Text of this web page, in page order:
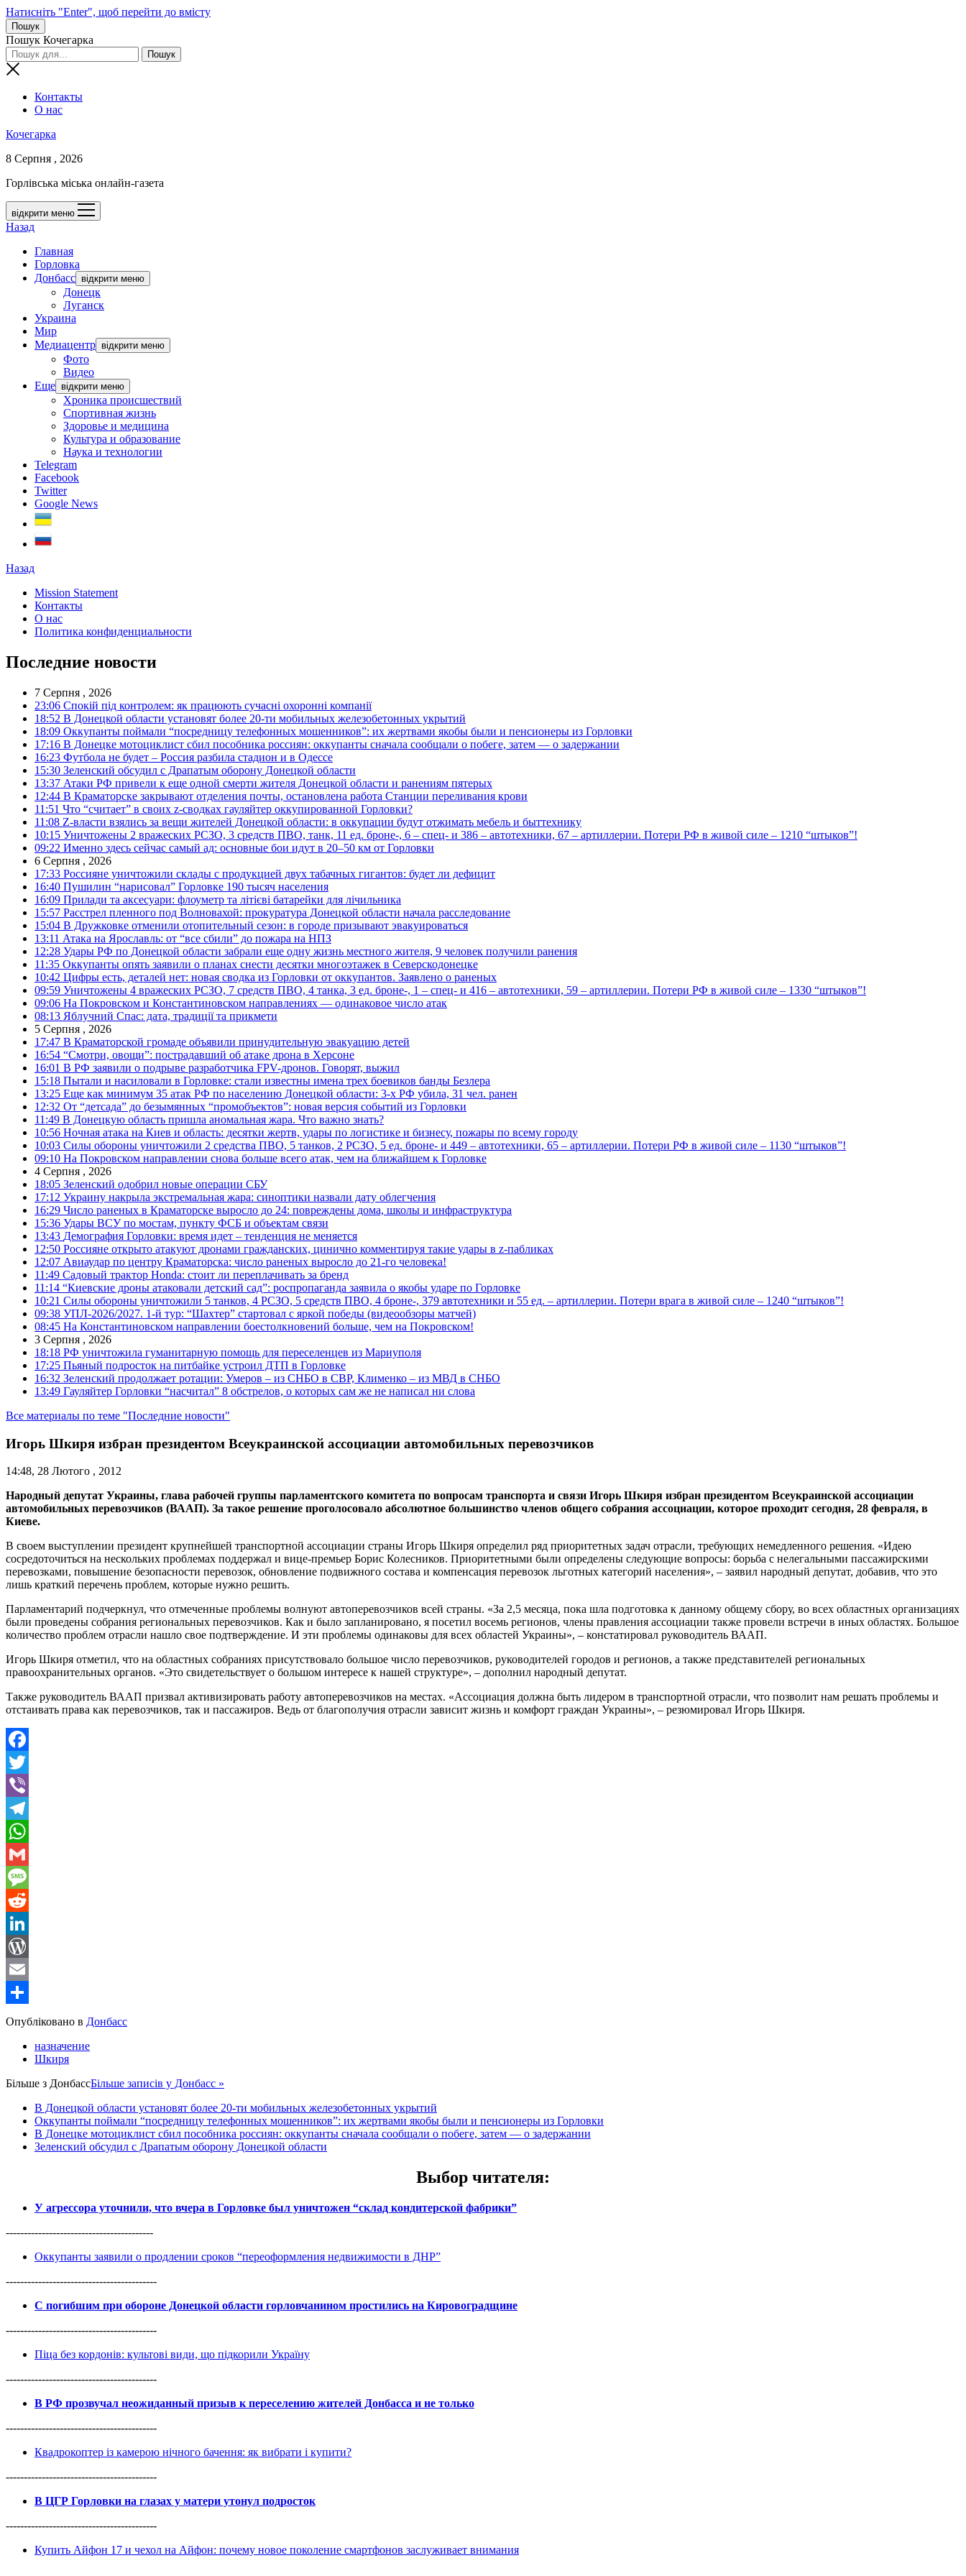
Натисніть "Enter", щоб перейти до вмісту
Пошук
Пошук Кочегарка
Контакты
О нас
Кочегарка
8 Серпня , 2026
Горлівська міська онлайн-газета
відкрити меню
Назад
Главная
Горловка
Донбасс відкрити меню
Донецк
Луганск
Украина
Мир
Медиацентр відкрити меню
Фото
Видео
Еще відкрити меню
Хроника происшествий
Спортивная жизнь
Здоровье и медицина
Культура и образование
Наука и технологии
Telegram
Facebook
Twitter
Google News
Назад
Mission Statement
Контакты
О нас
Политика конфиденциальности
Последние новости
7 Серпня , 2026
23:06 Спокій під контролем: як працюють сучасні охоронні компанії
18:52 В Донецкой области установят более 20-ти мобильных железобетонных укрытий
18:09 Оккупанты поймали “посредницу телефонных мошенников”: их жертвами якобы были и пенсионеры из Горловки
17:16 В Донецке мотоциклист сбил пособника россиян: оккупанты сначала сообщали о побеге, затем — о задержании
16:23 Футбола не будет – Россия разбила стадион и в Одессе
15:30 Зеленский обсудил с Драпатым оборону Донецкой области
13:37 Атаки РФ привели к еще одной смерти жителя Донецкой области и ранениям пятерых
12:44 В Краматорске закрывают отделения почты, остановлена работа Станции переливания крови
11:51 Что “считает” в своих z-сводках гауляйтер оккупированной Горловки?
11:08 Z-власти взялись за вещи жителей Донецкой области: в оккупации будут отжимать мебель и быттехнику
10:15 Уничтожены 2 вражеских РСЗО, 3 средств ПВО, танк, 11 ед. броне-, 6 – спец- и 386 – автотехники, 67 – артиллерии. Потери РФ в живой силе – 1210 “штыков”!
09:22 Именно здесь сейчас самый ад: основные бои идут в 20–50 км от Горловки
6 Серпня , 2026
17:33 Россияне уничтожили склады с продукцией двух табачных гигантов: будет ли дефицит
16:40 Пушилин “нарисовал” Горловке 190 тысяч населения
16:09 Прилади та аксесуари: флоуметр та літієві батарейки для лічильника
15:57 Расстрел пленного под Волновахой: прокуратура Донецкой области начала расследование
15:04 В Дружковке отменили отопительный сезон: в городе призывают эвакуироваться
13:11 Атака на Ярославль: от “все сбили” до пожара на НПЗ
12:28 Удары РФ по Донецкой области забрали еще одну жизнь местного жителя, 9 человек получили ранения
11:35 Оккупанты опять заявили о планах снести десятки многоэтажек в Северскодонецке
10:42 Цифры есть, деталей нет: новая сводка из Горловки от оккупантов. Заявлено о раненых
09:59 Уничтожены 4 вражеских РСЗО, 7 средств ПВО, 4 танка, 3 ед. броне-, 1 – спец- и 416 – автотехники, 59 – артиллерии. Потери РФ в живой силе – 1330 “штыков”!
09:06 На Покровском и Константиновском направлениях — одинаковое число атак
08:13 Яблучний Спас: дата, традиції та прикмети
5 Серпня , 2026
17:47 В Краматорской громаде объявили принудительную эвакуацию детей
16:54 “Смотри, овощи”: пострадавший об атаке дрона в Херсоне
16:01 В РФ заявили о подрыве разработчика FPV-дронов. Говорят, выжил
15:18 Пытали и насиловали в Горловке: стали известны имена трех боевиков банды Безлера
13:25 Еще как минимум 35 атак РФ по населению Донецкой области: 3-х РФ убила, 31 чел. ранен
12:32 От “детсада” до безымянных “промобъектов”: новая версия событий из Горловки
11:49 В Донецкую область пришла аномальная жара. Что важно знать?
10:56 Ночная атака на Киев и область: десятки жертв, удары по логистике и бизнесу, пожары по всему городу
10:03 Силы обороны уничтожили 2 средства ПВО, 5 танков, 2 РСЗО, 5 ед. броне- и 449 – автотехники, 65 – артиллерии. Потери РФ в живой силе – 1130 “штыков”!
09:10 На Покровском направлении снова больше всего атак, чем на ближайшем к Горловке
4 Серпня , 2026
18:05 Зеленский одобрил новые операции СБУ
17:12 Украину накрыла экстремальная жара: синоптики назвали дату облегчения
16:29 Число раненых в Краматорске выросло до 24: повреждены дома, школы и инфраструктура
15:36 Удары ВСУ по мостам, пункту ФСБ и объектам связи
13:43 Демография Горловки: время идет – тенденция не меняется
12:50 Россияне открыто атакуют дронами гражданских, цинично комментируя такие удары в z-пабликах
12:07 Авиаудар по центру Краматорска: число раненых выросло до 21-го человека!
11:49 Садовый трактор Honda: стоит ли переплачивать за бренд
11:14 “Киевские дроны атаковали детский сад”: роспропаганда заявила о якобы ударе по Горловке
10:21 Силы обороны уничтожили 5 танков, 4 РСЗО, 5 средств ПВО, 4 броне-, 379 автотехники и 55 ед. – артиллерии. Потери врага в живой силе – 1240 “штыков”!
09:38 УПЛ-2026/2027. 1-й тур: “Шахтер” стартовал с яркой победы (видеообзоры матчей)
08:45 На Константиновском направлении боестолкновений больше, чем на Покровском!
3 Серпня , 2026
18:18 РФ уничтожила гуманитарную помощь для переселенцев из Мариуполя
17:25 Пьяный подросток на питбайке устроил ДТП в Горловке
16:32 Зеленский продолжает ротации: Умеров – из СНБО в СВР, Клименко – из МВД в СНБО
13:49 Гауляйтер Горловки “насчитал” 8 обстрелов, о которых сам же не написал ни слова
Все материалы по теме "Последние новости"
Игорь Шкиря избран президентом Всеукраинской ассоциации автомобильных перевозчиков
14:48, 28 Лютого , 2012
Народный депутат Украины, глава рабочей группы парламентского комитета по вопросам транспорта и связи Игорь Шкиря избран президентом Всеукраинской ассоциации
автомобильных перевозчиков (ВААП). За такое решение проголосовало абсолютное большинство членов общего собрания ассоциации, которое проходит сегодня, 28 февраля, в
Киеве.
В своем выступлении президент крупнейшей транспортной ассоциации страны Игорь Шкиря определил ряд приоритетных задач отрасли, требующих немедленного решения. «Идею
сосредоточиться на нескольких проблемах поддержал и вице-премьер Борис Колесников. Приоритетными были определены следующие вопросы: борьба с нелегальными пассажирскими
перевозками, повышение безопасности перевозок, обновление подвижного состава и компенсация перевозок льготных категорий населения», – заявил народный депутат, добавив, что это
лишь краткий перечень проблем, которые нужно решить.
Парламентарий подчеркнул, что отмеченные проблемы волнуют автоперевозчиков всей страны. «За 2,5 месяца, пока шла подготовка к данному общему сбору, во всех областных организациях
были проведены собрания региональных перевозчиков. Как и было запланировано, я посетил восемь регионов, члены правления ассоциации также провели встречи в иных областях. Большое
количество проблем отрасли нашло свое подтверждение. И эти проблемы одинаковы для всех областей Украины», – констатировал руководитель ВААП.
Игорь Шкиря отметил, что на областных собраниях присутствовало большое число перевозчиков, руководителей городов и регионов, а также представителей региональных
правоохранительных органов. «Это свидетельствует о большом интересе к нашей структуре», – дополнил народный депутат.
Также руководитель ВААП призвал активизировать работу автоперевозчиков на местах. «Ассоциация должна быть лидером в транспортной отрасли, что позволит нам решать проблемы и
отстаивать права как перевозчиков, так и пассажиров. Ведь от благополучия отрасли зависит жизнь и комфорт граждан Украины», – резюмировал Игорь Шкиря.
Facebook
Twitter
Viber
Telegram
WhatsApp
Gmail
Message
Reddit
LinkedIn
WordPress
Email
Share
Опубліковано в Донбасс
назначение
Шкиря
Більше з ДонбассБільше записів у Донбасс »
В Донецкой области установят более 20-ти мобильных железобетонных укрытий
Оккупанты поймали “посредницу телефонных мошенников”: их жертвами якобы были и пенсионеры из Горловки
В Донецке мотоциклист сбил пособника россиян: оккупанты сначала сообщали о побеге, затем — о задержании
Зеленский обсудил с Драпатым оборону Донецкой области
Выбор читателя:
У агрессора уточнили, что вчера в Горловке был уничтожен “склад кондитерской фабрики”
-----------------------------------------
Оккупанты заявили о продлении сроков “переоформления недвижимости в ДНР”
------------------------------------------
С погибшим при обороне Донецкой области горловчанином простились на Кировоградщине
------------------------------------------
Піца без кордонів: культові види, що підкорили Україну
------------------------------------------
В РФ прозвучал неожиданный призыв к переселению жителей Донбасса и не только
------------------------------------------
Квадрокоптер із камерою нічного бачення: як вибрати і купити?
------------------------------------------
В ЦГР Горловки на глазах у матери утонул подросток
------------------------------------------
Купить Айфон 17 и чехол на Айфон: почему новое поколение смартфонов заслуживает внимания